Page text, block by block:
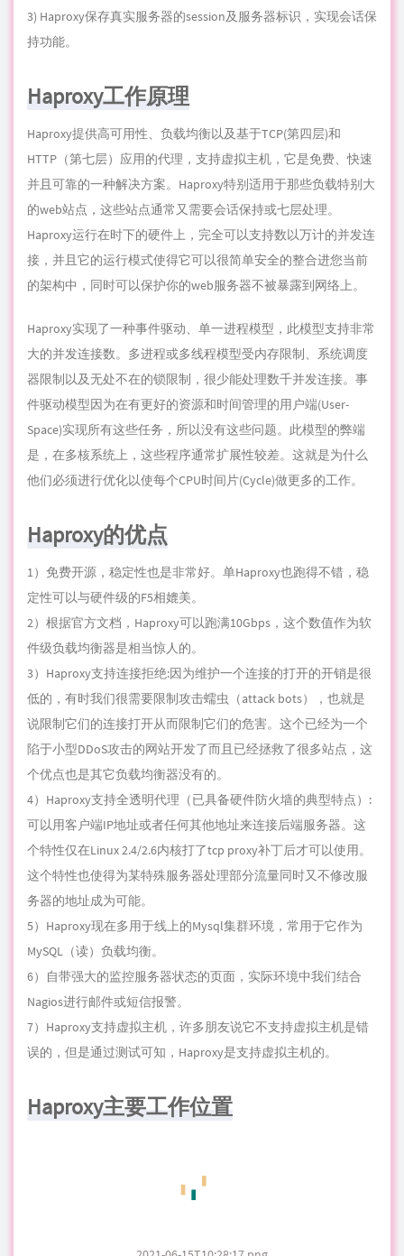
3) Haproxy保存真实服务器的session及服务器标识，实现会话保
持功能。
Haproxy工作原理
Haproxy提供高可用性、负载均衡以及基于TCP(第四层)和
HTTP（第七层）应用的代理，支持虚拟主机，它是免费、快速
并且可靠的一种解决方案。Haproxy特别适用于那些负载特别大
的web站点，这些站点通常又需要会话保持或七层处理。
Haproxy运行在时下的硬件上，完全可以支持数以万计的并发连
接，并且它的运行模式使得它可以很简单安全的整合进您当前
的架构中，同时可以保护你的web服务器不被暴露到网络上。
Haproxy实现了一种事件驱动、单一进程模型，此模型支持非常
大的并发连接数。多进程或多线程模型受内存限制、系统调度
器限制以及无处不在的锁限制，很少能处理数千并发连接。事
件驱动模型因为在有更好的资源和时间管理的用户端(User-
Space)实现所有这些任务，所以没有这些问题。此模型的弊端
是，在多核系统上，这些程序通常扩展性较差。这就是为什么
他们必须进行优化以使每个CPU时间片(Cycle)做更多的工作。
Haproxy的优点
1）免费开源，稳定性也是非常好。单Haproxy也跑得不错，稳
定性可以与硬件级的F5相媲美。
2）根据官方文档，Haproxy可以跑满10Gbps，这个数值作为软
件级负载均衡器是相当惊人的。
3）Haproxy支持连接拒绝:因为维护一个连接的打开的开销是很
低的，有时我们很需要限制攻击蠕虫（attack bots），也就是
说限制它们的连接打开从而限制它们的危害。这个已经为一个
陷于小型DDoS攻击的网站开发了而且已经拯救了很多站点，这
个优点也是其它负载均衡器没有的。
4）Haproxy支持全透明代理（已具备硬件防火墙的典型特点）:
可以用客户端IP地址或者任何其他地址来连接后端服务器。这
个特性仅在Linux 2.4/2.6内核打了tcp proxy补丁后才可以使用。
这个特性也使得为某特殊服务器处理部分流量同时又不修改服
务器的地址成为可能。
5）Haproxy现在多用于线上的Mysql集群环境，常用于它作为
MySQL（读）负载均衡。
6）自带强大的监控服务器状态的页面，实际环境中我们结合
Nagios进行邮件或短信报警。
7）Haproxy支持虚拟主机，许多朋友说它不支持虚拟主机是错
误的，但是通过测试可知，Haproxy是支持虚拟主机的。
Haproxy主要工作位置
Haproxy支持动态程序的反向代理